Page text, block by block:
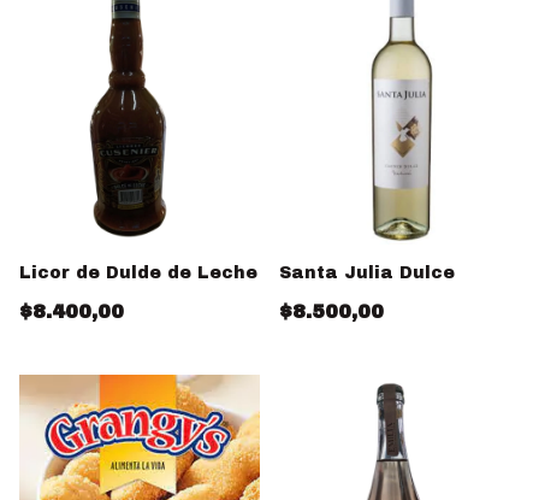
Licor de Dulde de Leche
$8.400,00
Santa Julia Dulce
$8.500,00